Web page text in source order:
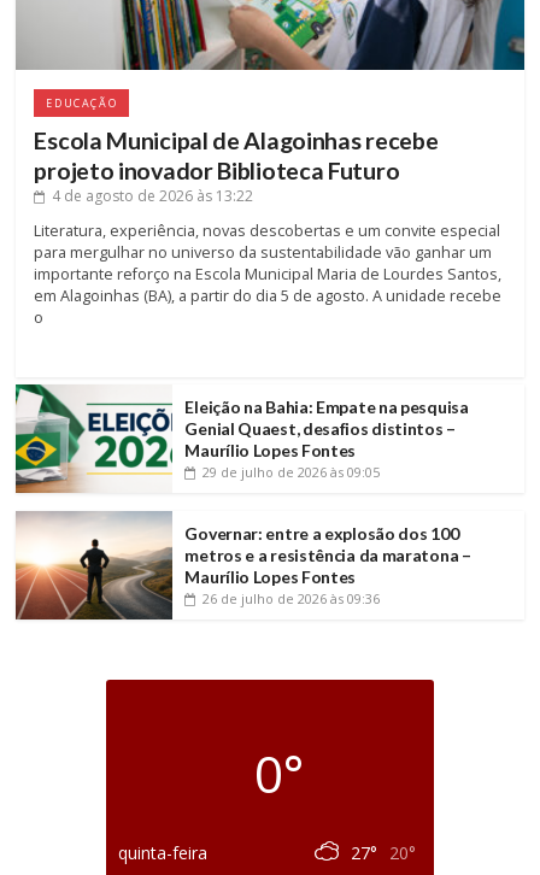
EDUCAÇÃO
Escola Municipal de Alagoinhas recebe
projeto inovador Biblioteca Futuro
4 de agosto de 2026 às 13:22
Literatura, experiência, novas descobertas e um convite especial
para mergulhar no universo da sustentabilidade vão ganhar um
importante reforço na Escola Municipal Maria de Lourdes Santos,
em Alagoinhas (BA), a partir do dia 5 de agosto. A unidade recebe
o
Eleição na Bahia: Empate na pesquisa
Genial Quaest, desafios distintos –
Maurílio Lopes Fontes
29 de julho de 2026 às 09:05
Governar: entre a explosão dos 100
metros e a resistência da maratona –
Maurílio Lopes Fontes
26 de julho de 2026 às 09:36
0°
quinta-feira 27° 20°